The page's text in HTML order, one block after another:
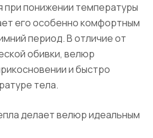
понижении температуры
его особенно комфортным
период. В отличие от
обивки, велюр
и быстро
тела.
делает велюр идеальным